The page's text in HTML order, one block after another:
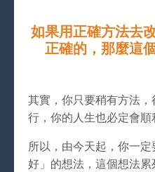
如果用正確方法去
正確的，那麼這
其實，你只要稍有方法
行，你的人生也必定會順
所以，由今天起，你一
好」的想法，這個想法累